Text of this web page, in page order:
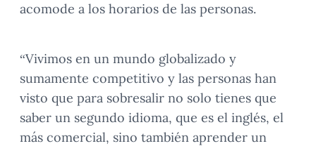
acomode a los horarios de las personas.
“Vivimos en un mundo globalizado y
sumamente competitivo y las personas han
visto que para sobresalir no solo tienes que
saber un segundo idioma, que es el inglés, el
más comercial, sino también aprender un